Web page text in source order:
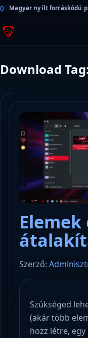
Magyar nyílt forráskódú
Download
Szerző:
Szükséged
(akár több
hozz létre,